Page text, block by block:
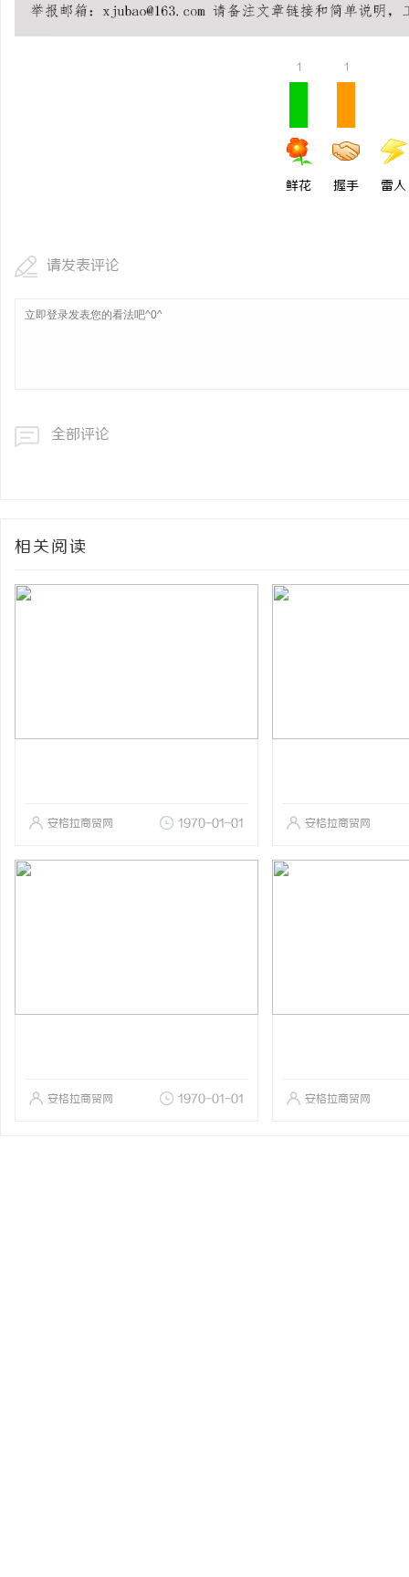
1
鲜花
1
握手 雷人
请发表评论
全部评论
相关阅读
安格拉商贸网 1970-01-01 安格拉商贸网
安格拉商贸网 1970-01-01 安格拉商贸网